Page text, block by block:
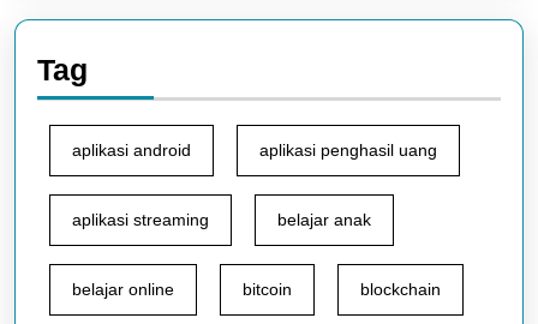
Tag
aplikasi android aplikasi penghasil uang
aplikasi streaming belajar anak
belajar online bitcoin blockchain